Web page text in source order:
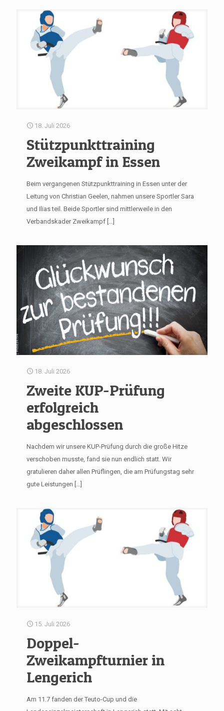
18. Juli 2026
Stützpunkttraining
Zweikampf in Essen
Beim vergangenen Stützpunkttraining in Essen unter der
Leitung von Christian Geelen, nahmen unsere Sportler Sara
und Ilias teil. Beide Sportler sind mittlerweile in den
Verbandskader Zweikampf […]
18. Juli 2026
Zweite KUP-Prüfung
erfolgreich
abgeschlossen
Nachdem wir unsere KUP-Prüfung durch die große Hitze
verschoben musste, fand sie nun endlich statt. Wir
gratulieren daher allen Prüflingen, die am Prüfungstag sehr
gute Leistungen […]
15. Juli 2026
Doppel-
Zweikampfturnier in
Lengerich
Am 11.7 fanden der Teuto-Cup und die